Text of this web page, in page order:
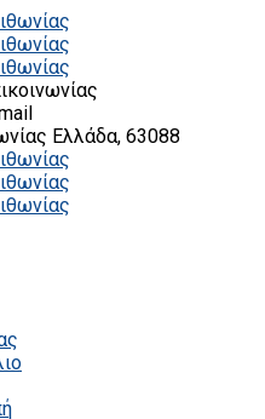
Ελλάδα, 63088